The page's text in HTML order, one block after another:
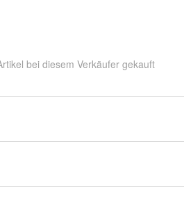
bei diesem Verkäufer gekauft